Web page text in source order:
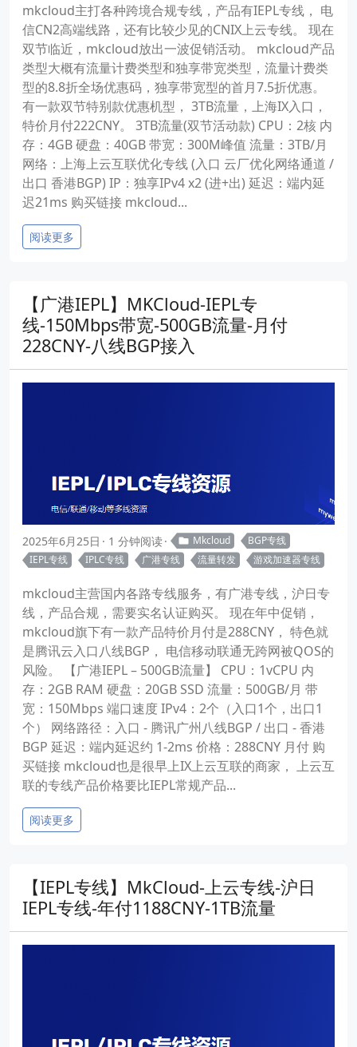
mkcloud主打各种跨境合规专线，产品有IEPL专线， 电
信CN2高端线路，还有比较少见的CNIX上云专线。 现在
双节临近，mkcloud放出一波促销活动。 mkcloud产品
类型大概有流量计费类型和独享带宽类型，流量计费类
型的8.8折全场优惠码，独享带宽型的首月7.5折优惠。
有一款双节特别款优惠机型， 3TB流量，上海IX入口，
特价月付222CNY。 3TB流量(双节活动款) CPU：2核 内
存：4GB 硬盘：40GB 带宽：300M峰值 流量：3TB/月
网络：上海上云互联优化专线 (入口 云厂优化网络通道 /
出口 香港BGP) IP：独享IPv4 x2 (进+出) 延迟：端内延
迟21ms 购买链接 mkcloud...
阅读更多
【广港IEPL】MKCloud-IEPL专
线-150Mbps带宽-500GB流量-月付
228CNY-八线BGP接入
2025年6月25日 1 分钟阅读 Mkcloud
BGP专线
IEPL专线
IPLC专线 广港专线 流量转发 游戏加速器专线
mkcloud主营国内各路专线服务，有广港专线，沪日专
线，产品合规，需要实名认证购买。 现在年中促销，
mkcloud旗下有一款产品特价月付是288CNY， 特色就
是腾讯云入口八线BGP， 电信移动联通无跨网被QOS的
风险。 【广港IEPL – 500GB流量】 CPU：1vCPU 内
存：2GB RAM 硬盘：20GB SSD 流量：500GB/月 带
宽：150Mbps 端口速度 IPv4：2个（入口1个，出口1
个） 网络路径：入口 - 腾讯广州八线BGP / 出口 - 香港
BGP 延迟：端内延迟约 1-2ms 价格：288CNY 月付 购
买链接 mkcloud也是很早上IX上云互联的商家， 上云互
联的专线产品价格要比IEPL常规产品...
阅读更多
【IEPL专线】MkCloud-上云专线-沪日
IEPL专线-年付1188CNY-1TB流量